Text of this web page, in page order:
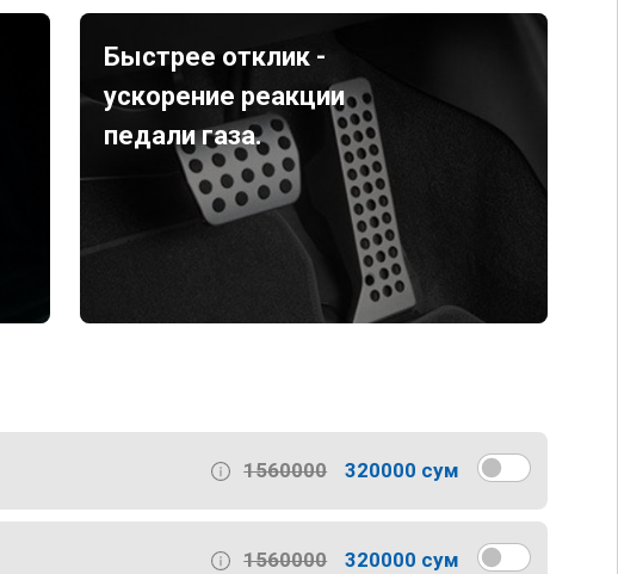
Быстрее отклик -
ускорение реакции
педали газа.
1560000 320000 сум
1560000 320000 сум